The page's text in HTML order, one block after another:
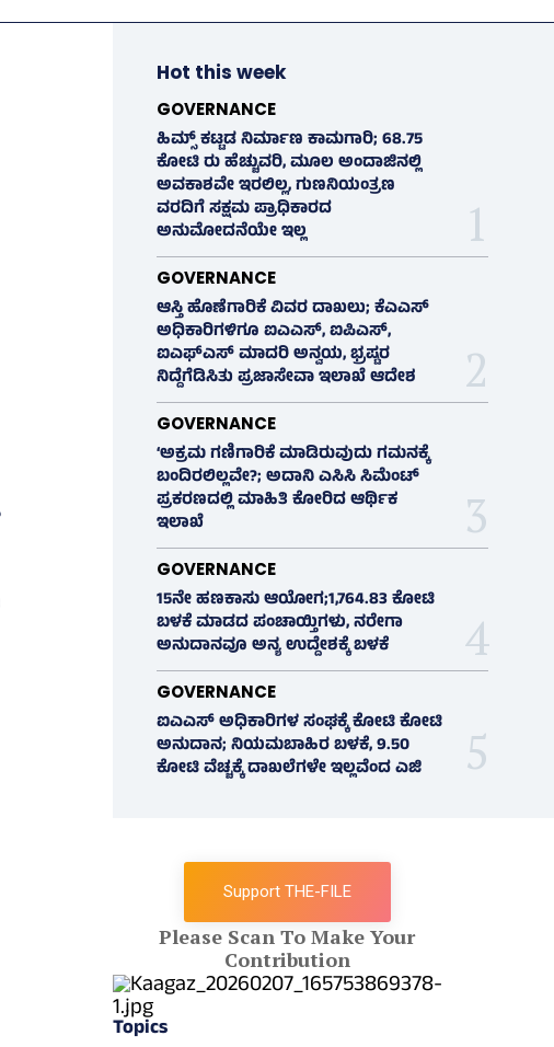
Hot this week
GOVERNANCE
ಹಿಮ್ಸ್‌ ಕಟ್ಟಡ ನಿರ್ಮಾಣ ಕಾಮಗಾರಿ; 68.75
ಕೋಟಿ ರು ಹೆಚ್ಚುವರಿ, ಮೂಲ ಅಂದಾಜಿನಲ್ಲಿ
ಅವಕಾಶವೇ ಇರಲಿಲ್ಲ, ಗುಣನಿಯಂತ್ರಣ
ವರದಿಗೆ ಸಕ್ಷಮ ಪ್ರಾಧಿಕಾರದ
ಅನುಮೋದನೆಯೇ ಇಲ್ಲ
GOVERNANCE
ಆಸ್ತಿ ಹೊಣೆಗಾರಿಕೆ ವಿವರ ದಾಖಲು; ಕೆಎಎಸ್
ಅಧಿಕಾರಿಗಳಿಗೂ ಐಎಎಸ್‌, ಐಪಿಎಸ್‌,
ಐಎಫ್‌ಎಸ್‌ ಮಾದರಿ ಅನ್ವಯ, ಭ್ರಷ್ಟರ
ನಿದ್ದೆಗೆಡಿಸಿತು ಪ್ರಜಾಸೇವಾ ಇಲಾಖೆ ಆದೇಶ
GOVERNANCE
‘ಅಕ್ರಮ ಗಣಿಗಾರಿಕೆ ಮಾಡಿರುವುದು ಗಮನಕ್ಕೆ
ಬಂದಿರಲಿಲ್ಲವೇ?; ಅದಾನಿ ಎಸಿಸಿ ಸಿಮೆಂಟ್
ಪ್ರಕರಣದಲ್ಲಿ ಮಾಹಿತಿ ಕೋರಿದ ಆರ್ಥಿಕ
ಇಲಾಖೆ
GOVERNANCE
15ನೇ ಹಣಕಾಸು ಆಯೋಗ;1,764.83 ಕೋಟಿ
ಬಳಕೆ ಮಾಡದ ಪಂಚಾಯ್ತಿಗಳು, ನರೇಗಾ
ಅನುದಾನವೂ ಅನ್ಯ ಉದ್ದೇಶಕ್ಕೆ ಬಳಕೆ
GOVERNANCE
ಐಎಎಸ್‌ ಅಧಿಕಾರಿಗಳ ಸಂಘಕ್ಕೆ ಕೋಟಿ ಕೋಟಿ
ಅನುದಾನ; ನಿಯಮಬಾಹಿರ ಬಳಕೆ, 9.50
ಕೋಟಿ ವೆಚ್ಚಕ್ಕೆ ದಾಖಲೆಗಳೇ ಇಲ್ಲವೆಂದ ಎಜಿ
Support THE-FILE
Please Scan To Make Your
Contribution
Topics